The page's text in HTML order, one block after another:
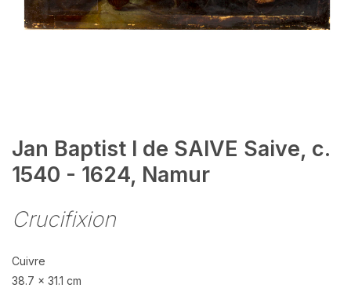
Jan Baptist I de SAIVE Saive, c.
1540 - 1624, Namur
Crucifixion
Cuivre
38.7 x 31.1 cm